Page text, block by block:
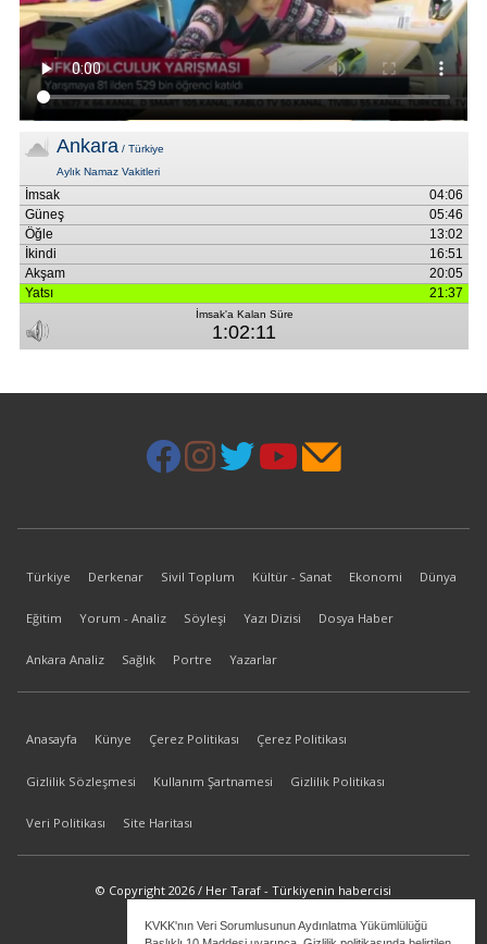
KVKK'nın Veri Sorumlusunun Aydınlatma Yükümlülüğü
Türkiye Derkenar Sivil Toplum Kültür - Sanat Ekonomi Dünya
Eğitim Yorum - Analiz Söyleşi Yazı Dizisi Dosya Haber
Ankara Analiz Sağlık Portre Yazarlar
Anasayfa Künye Çerez Politikası Çerez Politikası
Gizlilik Sözleşmesi Kullanım Şartnamesi Gizlilik Politikası
Veri Politikası Site Haritası
© Copyright 2026 / Her Taraf - Türkiyenin habercisi
bilgi@hertaraf.com